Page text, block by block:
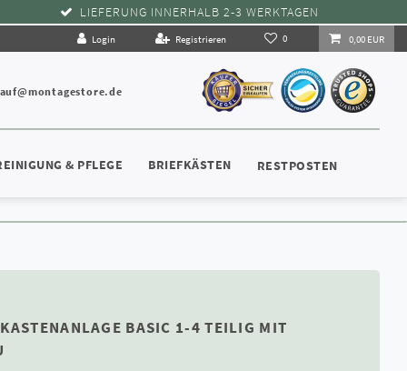
LIEFERUNG INNERHALB 2-3 WERKTAGEN
Login Registrieren 0 0,00 EUR
& PFLEGE BRIEFKÄSTEN RESTPOSTEN
BASIC 1-4 TEILIG MIT